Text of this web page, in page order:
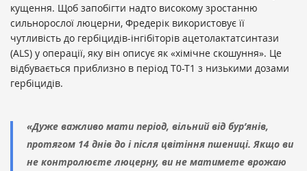
кущення. Щоб запобігти надто високому зростанню
сильнорослої люцерни, Фредерік використовує її
чутливість до гербіцидів-інгібіторів ацетолактатсинтази
(ALS) у операції, яку він описує як «хімічне скошуння». Це
відбувається приблизно в період T0-T1 з низькими дозами
гербіцидів.
«Дуже важливо мати період, вільний від бур’янів,
протягом 14 днів до і після цвітіння пшениці. Якщо ви
не контролюєте люцерну, ви не матимете врожаю